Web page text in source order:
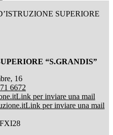
SUPERIORE
“S.GRANDIS”
16
6672
Link per inviare una mail
Link per inviare una mail